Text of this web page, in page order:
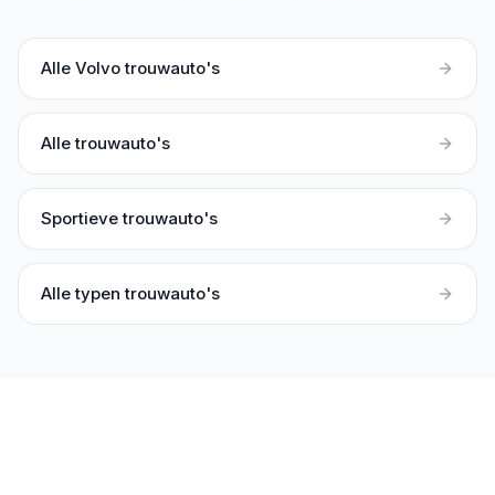
Alle Volvotrouwauto's
Alle trouwauto's
Sportieve trouwauto's
Alle typen trouwauto's